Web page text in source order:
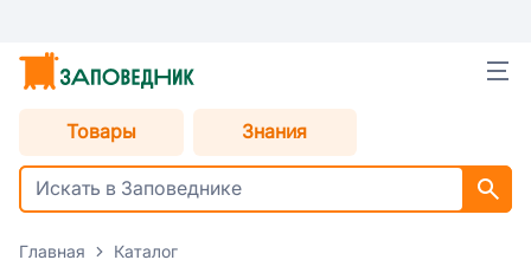
Товары Знания
Главная Каталог